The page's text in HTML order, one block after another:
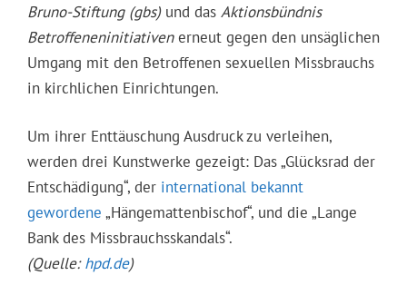
Bruno-Stiftung (gbs)und das Aktionsbündnis
Betroffeneninitiativenerneut gegen den unsäglichen
Umgang mit den Betroffenen sexuellen Missbrauchs
in kirchlichen Einrichtungen.
Um ihrer Enttäuschung Ausdruck zu verleihen,
werden drei Kunstwerke gezeigt: Das „Glücksrad der
Entschädigung“, der international bekannt
gewordene „Hängemattenbischof“, und die „Lange
Bank des Missbrauchsskandals“.
(Quelle:hpd.de)